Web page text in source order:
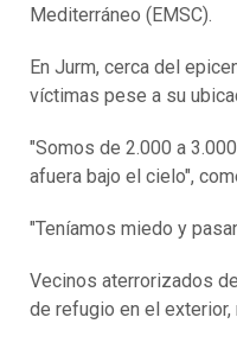
Mediterráneo (EMSC).
En Jurm, cerca del
víctimas pese a su
"Somos de 2.000 a
afuera bajo el cielo",
"Teníamos miedo y
Vecinos aterrorizados
de refugio en el